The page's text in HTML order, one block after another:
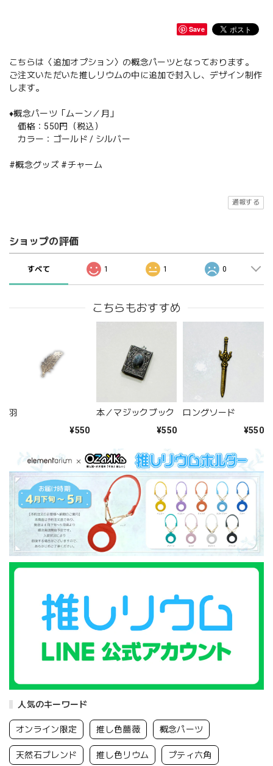
人気のキーワード
オンライン限定 推し色薔薇 概念パーツ
天然石ブレンド 推し色リウム プティ六角
Save
こちらは〈追加オプション〉の概念パーツとなっております。
ご注文いただいた推しリウムの中に追加で封入し、デザイン制作
します。
♦️概念パーツ「ムーン／月」
価格：550円（税込）
カラー：ゴールド / シルバー
#概念グッズ #チャーム
通報する
ショップの評価
すべて 1 1 0
こちらもおすすめ
羽
¥550
本／マジックブック
¥550
ロングソード
¥550